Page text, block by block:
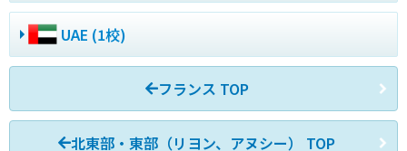
UAE (1校)
フランス TOP
北東部・東部（リヨン、アヌシー） TOP